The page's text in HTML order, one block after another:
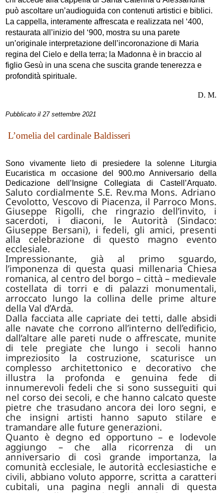
può ascoltare un’audioguida con contenuti artistici e biblici.
La cappella, interamente affrescata e realizzata nel ‘400,
restaurata all’inizio del ‘900, mostra su una parete
un’originale interpretazione dell’incoronazione di Maria
regina del Cielo e della terra; la Madonna è in braccio al
figlio Gesù in una scena che suscita grande tenerezza e
profondità spirituale.
D. M.
Pubblicato il 27 settembre 2021
L’omelia del cardinale Baldisseri
Sono vivamente lieto di presiedere la solenne Liturgia
Eucaristica m occasione del 900.mo Anniversario della
Dedicazione dell’Insigne Collegiata di Castell’Arquato.
Saluto cordialmente S.E. Rev.ma Mons. Adriano
Cevolotto, Vescovo di Piacenza, il Parroco Mons.
Giuseppe Rigolli, che ringrazio dell’invito, i
sacerdoti, i diaconi, le Autorità (Sindaco:
Giuseppe Bersani), i fedeli, gli amici, presenti
alla celebrazione di questo magno evento
ecclesiale.
Impressionante, già al primo sguardo,
l’imponenza di questa quasi millenaria Chiesa
romanica, al centro del borgo – città – medievale
costellata di torri e di palazzi monumentali,
arroccato lungo la collina delle prime alture
della Val d’Arda.
Dalla facciata alle capriate dei tetti, dalle absidi
alle navate che corrono all’interno dell’edificio,
dall’altare alle pareti nude o affrescate, munite
di tele pregiate che lungo i secoli hanno
impreziosito la costruzione, scaturisce un
complesso architettonico e decorativo che
illustra la profonda e genuina fede di
innumerevoli fedeli che si sono susseguiti qui
nel corso dei secoli, e che hanno calcato queste
pietre che trasudano ancora dei loro segni, e
che insigni artisti hanno saputo stilare e
tramandare alle future generazioni.
Quanto è degno ed opportuno – e lodevole
aggiungo – che alla ricorrenza di un
anniversario di così grande importanza, la
comunità ecclesiale, le autorità ecclesiastiche e
civili, abbiano voluto apporre, scritta a caratteri
cubitali, una pagina negli annali di questa